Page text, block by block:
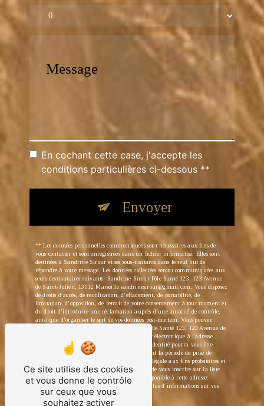
En cochant cette case, j'accepte les
conditions particulières ci-dessous **
Envoyer
** Les données personnelles communiquées sont nécessaires aux fins de
vous contacter et sont enregistrées dans un fichier informatisé. Elles sont
destinées à Sandrine Sirour et ses sous-traitants dans le seul but de
répondre à votre message. Les données collectées seront communiquées aux
seuls destinataires suivants: Sandrine Sirour Pôle Santé 123, 123 Avenue
de Saint-Julien, 13012 Marseille sandrinesirour@gmail.com. Vous disposez
de droits d’accès, de rectification, d’effacement, de portabilité, de
limitation, d’opposition, de retrait de votre consentement à tout moment et
du droit d’introduire une réclamation auprès d’une autorité de contrôle,
ainsi que d’organiser le sort de vos données post-mortem. Vous pouvez
exercer ces droits par voie postale à l'adresse Pôle Santé 123, 123 Avenue de
Saint-Julien, 13012 Marseille ou par courrier électronique à l'adresse
sandrinesirour@gmail.com. Un justificatif d'identité pourra vous être
demandé. Nous conservons vos données pendant la période de prise de
contact puis pendant la durée de prescription légale aux fins probatoires et
de gestion des contentieux. Vous avez le droit de vous inscrire sur la liste
d'opposition au démarchage téléphonique, disponible à cette adresse:
Bloctel.gouv.fr . Consultez le site cnil.fr pour plus d’informations sur vos
droits.
Ce site utilise des cookies
et vous donne le contrôle
sur ceux que vous
souhaitez activer